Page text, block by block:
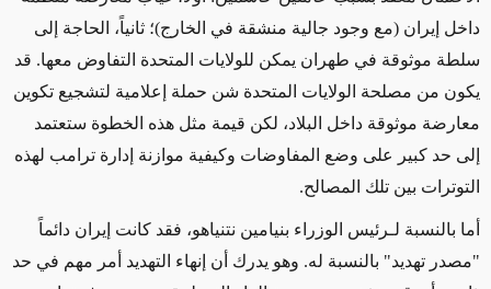
داخل إيران (مع وجود جالية منشقة في الخارج)؛ ثانياً، الحاجة إلى
سلطة موثوقة في طهران يمكن للولايات المتحدة التفاوض معها. قد
يكون من مصلحة الولايات المتحدة شن حملة إعلامية لتشجيع تكوين
معارضة موثوقة داخل البلاد، لكن قيمة مثل هذه الخطوة ستعتمد
إلى حد كبير على وضع المفاوضات وكيفية موازنة إدارة ترامب لهذه
التوترات بين تلك المصالح.
أما بالنسبة لـرئيس الوزراء بنيامين نتنياهو، فقد كانت إيران دائماً
"مصدر تهديد" بالنسبة له. وهو يدرك أن إنهاء التهديد أمر مهم في حد